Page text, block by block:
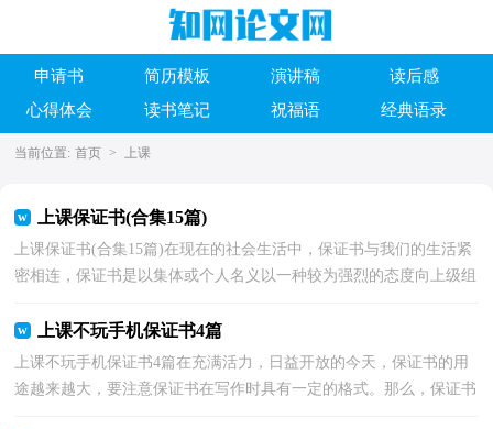
申请书 简历模板 演讲稿
读后感
心得体会
读书笔记 祝福语 经典语录
当前位置: 首页 > 上课
上课保证书(合集15篇)
上课保证书(合集15篇)在现在的社会生活中，保证书与我们的生活紧
密相连，保证书是以集体或个人名义以一种较为强烈的态度向上级组
上课不玩手机保证书4篇
上课不玩手机保证书4篇在充满活力，日益开放的今天，保证书的用
途越来越大，要注意保证书在写作时具有一定的格式。那么，保证书